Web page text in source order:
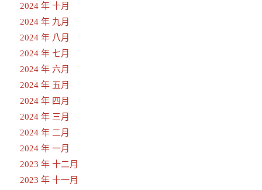
2024 年 十月
2024 年 九月
2024 年 八月
2024 年 七月
2024 年 六月
2024 年 五月
2024 年 四月
2024 年 三月
2024 年 二月
2024 年 一月
2023 年 十二月
2023 年 十一月